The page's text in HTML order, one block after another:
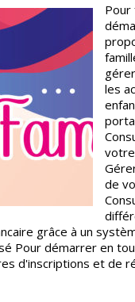
Pour
les
de
grâce à un
Pour démarrer en
d'inscriptions et de